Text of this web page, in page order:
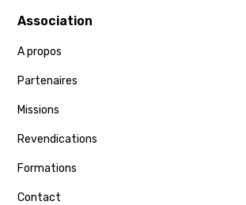
Association
A propos
Partenaires
Missions
Revendications
Formations
Contact